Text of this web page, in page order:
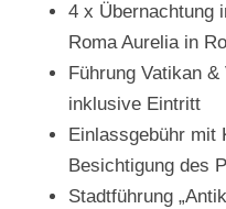
4 x Übernachtung
Roma Aurelia in
Führung Vatikan
inklusive Eintritt
Einlassgebühr mit
Besichtigung des
Stadtführung